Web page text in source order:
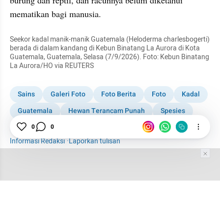
mematikan bagi manusia.
Seekor kadal manik-manik Guatemala (Heloderma charlesbogerti)
berada di dalam kandang di Kebun Binatang La Aurora di Kota
Guatemala, Guatemala, Selasa (7/9/2026). Foto: Kebun Binatang
La Aurora/HO via REUTERS
Sains Galeri Foto Foto Berita Foto
Kadal
Guatemala
Hewan Terancam Punah
Spesies
Hewan
Informasi Redaksi·Laporkan tulisan
0 0